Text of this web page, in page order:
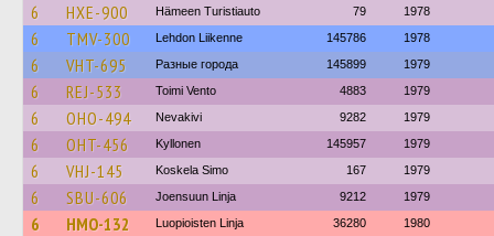
6 HXE-900 Hämeen Turistiauto 79 1978
6 TMV-300 Lehdon Liikenne 145786 1978
6 VHT-695 Разные города 145899 1979
6 REJ-533 Toimi Vento 4883 1979
6 OHO-494 Nevakivi 9282 1979
6 OHT-456 Kyllonen 145957 1979
6 VHJ-145 Koskela Simo 167 1979
6 SBU-606 Joensuun Linja 9212 1979
6 HMO-132 Luopioisten Linja 36280 1980